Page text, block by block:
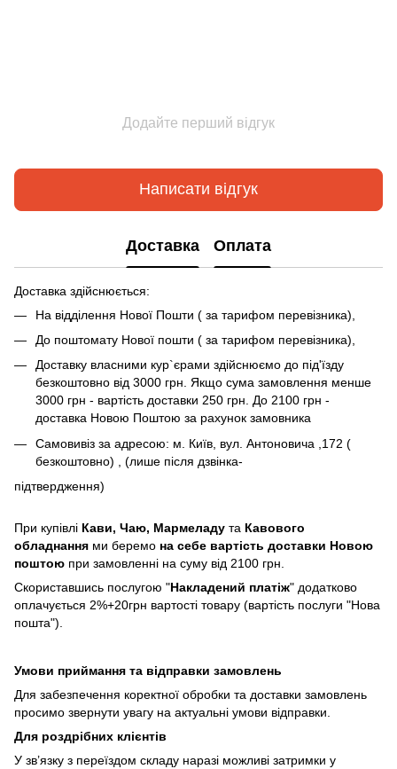
Додайте перший відгук
Написати відгук
Доставка Оплата
Доставка здійснюється:
На відділення Нової Пошти ( за тарифом перевізника),
До поштомату Нової пошти ( за тарифом перевізника),
Доставку власними кур`єрами здійснюємо до під'їзду
безкоштовно від 3000 грн. Якщо сума замовлення менше
3000 грн - вартість доставки 250 грн. До 2100 грн -
доставка Новою Поштою за рахунок замовника
Самовивіз за адресою: м. Київ, вул. Антоновича ,172 (
безкоштовно) , (лише після дзвінка-
підтвердження)
При купівлі Кави, Чаю, Мармеладу та Кавового
обладнання ми беремо на себе вартість доставки Новою
поштою при замовленні на суму від 2100 грн.
Скориставшись послугою "Накладений платіж" додатково
оплачується 2%+20грн вартості товару (вартість послуги "Нова
пошта").
Умови приймання та відправки замовлень
Для забезпечення коректної обробки та доставки замовлень
просимо звернути увагу на актуальні умови відправки.
Для роздрібних клієнтів
У зв’язку з переїздом складу наразі можливі затримки у